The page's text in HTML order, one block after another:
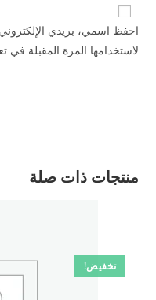
احفظ اسمي، بريدي
لاستخدامها المرة المقبلة في
منتجات ذات صلة
تخفيض!